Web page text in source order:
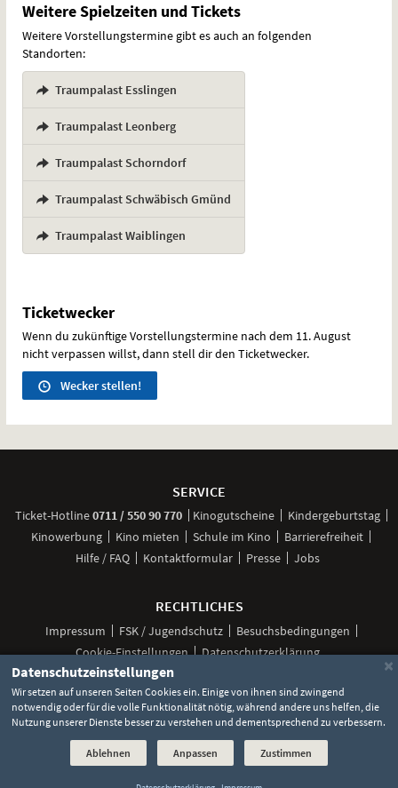
Weitere Spielzeiten und Tickets
Weitere Vorstellungstermine gibt es auch an folgenden
Standorten:
Traumpalast Esslingen
Traumpalast Leonberg
Traumpalast Schorndorf
Traumpalast Schwäbisch Gmünd
Traumpalast Waiblingen
Ticketwecker
Wenn du zukünftige Vorstellungstermine nach dem 11. August
nicht verpassen willst, dann stell dir den Ticketwecker.
Wecker stellen!
SERVICE
Ticket-Hotline0711 / 550 90 770anrufen
Kinogutscheine
Kindergeburtstag
Kinowerbung
Kino mieten Schule im Kino
Barrierefreiheit
Hilfe / FAQ
Kontaktformular Presse Jobs
RECHTLICHES
Impressum FSK / Jugendschutz
Besuchsbedingungen
Cookie-Einstellungen
Datenschutzerklärung
Social
Unsere
bei
Facebook
Unsere
bei
Instagram
Unsere
TikTok
Unser
bei
YouTube
Unser
bei
WhatsApp
©2026 Lochmann Filmtheaterbetriebe
×
Datenschutzeinstellungen
Wir setzen auf unseren Seiten Cookies ein. Einige von ihnen sind zwingend
notwendig oder für die volle Funktionalität nötig, während andere uns helfen, die
Nutzung unserer Dienste besser zu verstehen und dementsprechend zu verbessern.
Ablehnen Anpassen Zustimmen